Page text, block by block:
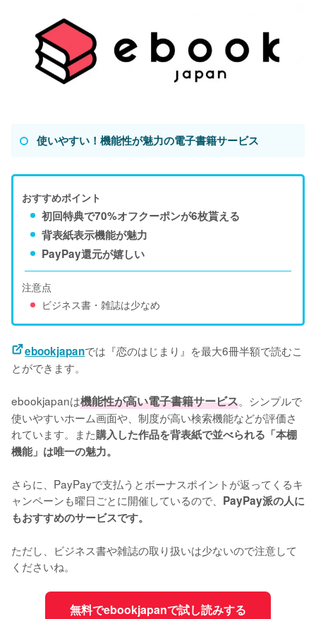
使いやすい！機能性が魅力の電子書籍サービス
おすすめポイント
初回特典で70%オフクーポンが6枚貰える
背表紙表示機能が魅力
PayPay還元が嬉しい
注意点
ビジネス書・雑誌は少なめ
ebookjapanでは『恋のはじまり』を最大6冊半額で読むこ
とができます。
ebookjapanは機能性が高い電子書籍サービス。シンプルで
使いやすいホーム画面や、制度が高い検索機能などが評価さ
れています。また購入した作品を背表紙で並べられる「本棚
機能」は唯一の魅力。
さらに、PayPayで支払うとボーナスポイントが返ってくるキ
ャンペーンも曜日ごとに開催しているので、 PayPay派の人に
もおすすめのサービスです。
ただし、ビジネス書や雑誌の取り扱いは少ないので注意して
くださいね。
無料でebookjapanで試し読みする